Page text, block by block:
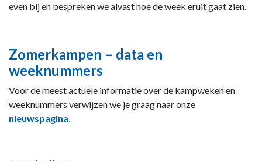
even bij en bespreken we alvast hoe de week eruit gaat zien.
Zomerkampen – data en
weeknummers
Voor de meest actuele informatie over de kampweken en
weeknummers verwijzen we je graag naar onze
nieuwspagina.